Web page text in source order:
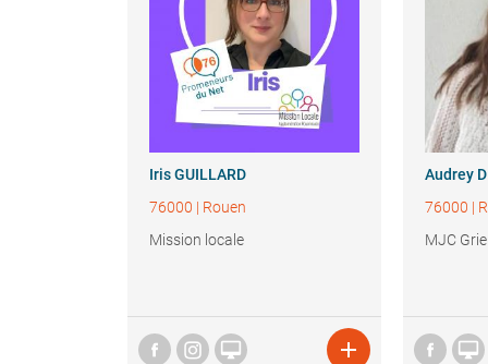
IrisGUILLARD
76000 | Rouen
Mission locale
 
Audrey
76000 |
MJC
